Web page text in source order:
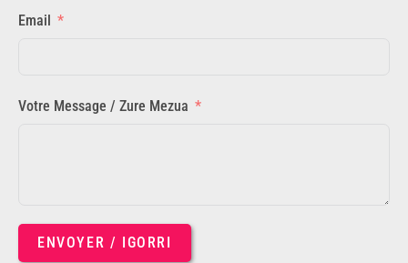
Email
Votre Message / Zure Mezua
ENVOYER / IGORRI